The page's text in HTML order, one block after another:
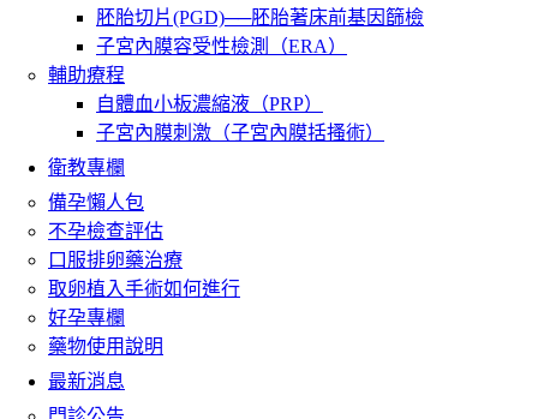
胚胎切片(PGD)──胚胎著床前基因篩檢
子宮內膜容受性檢測（ERA）
輔助療程
自體血小板濃縮液（PRP）
子宮內膜刺激（子宮內膜括搔術）
衛教專欄
備孕懶人包
不孕檢查評估
口服排卵藥治療
取卵植入手術如何進行
好孕專欄
藥物使用說明
最新消息